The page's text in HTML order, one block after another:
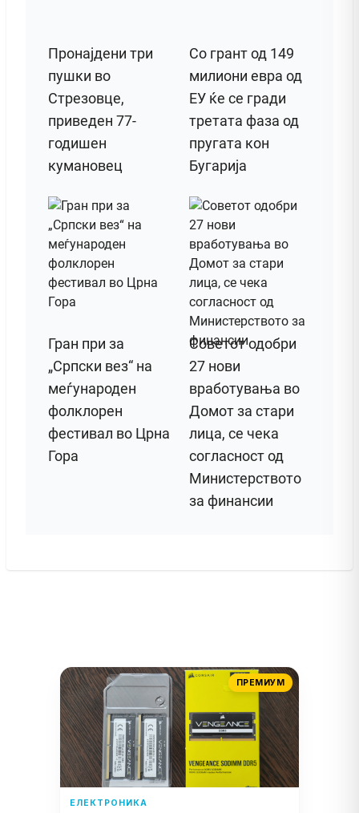
Пронајдени три
пушки во
Стрезовце,
приведен 77-
годишен
кумановец
Со грант од 149
милиони евра од
ЕУ ќе се гради
третата фаза од
пругата кон
Бугарија
Гран при за
„Српски вез“ на
меѓународен
фолклорен
фестивал во Црна
Гора
Советот одобри
27 нови
вработувања во
Домот за стари
лица, се чека
согласност од
Министерството
за финансии
ПРЕМИУМ
ЕЛЕКТРОНИКА